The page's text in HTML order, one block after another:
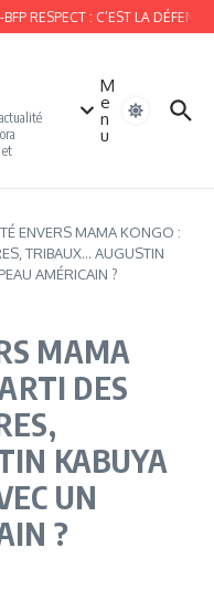
RESPECT : C’EST LA
et
M
e
n
u
ENVERS MAMA KONGO :
TRIBAUX… AUGUSTIN
AMÉRICAIN ?
MAMA
DES
KABUYA
UN
?